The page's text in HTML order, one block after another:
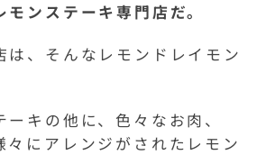
ンステーキ専門店だ。
は、そんなレモンドレイモン
キの他に、色々なお肉、
々にアレンジがされたレモン